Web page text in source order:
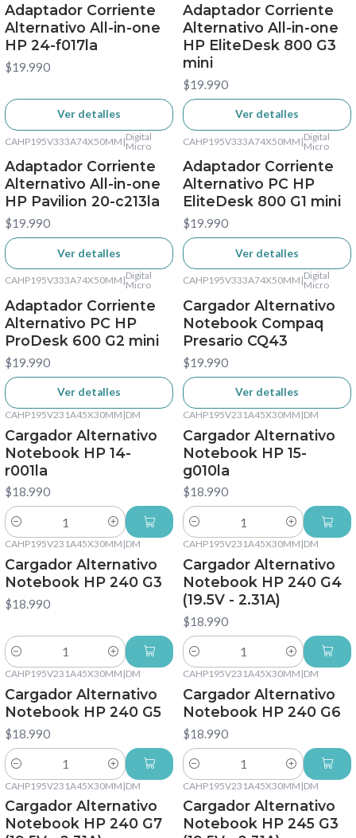
Adaptador Corriente
Alternativo All-in-one
HP 24-f017la
$19.990
Ver detalles
Adaptador Corriente
Alternativo All-in-one
HP EliteDesk 800 G3
mini
$19.990
Ver detalles
No disponible
CAHP195V333A74X50MM |Digital
Micro
Adaptador Corriente
Alternativo All-in-one
HP Pavilion 20-c213la
$19.990
Ver detalles
No disponible
CAHP195V333A74X50MM |Digital
Micro
Adaptador Corriente
Alternativo PC HP
EliteDesk 800 G1 mini
$19.990
Ver detalles
No disponible
CAHP195V333A74X50MM |Digital
Micro
Adaptador Corriente
Alternativo PC HP
ProDesk 600 G2 mini
$19.990
Ver detalles
No disponible
CAHP195V333A74X50MM |Digital
Micro
Cargador Alternativo
Notebook Compaq
Presario CQ43
$19.990
Ver detalles
CAHP195V231A45X30MM |DM
Cargador Alternativo
Notebook HP 14-
r001la
$18.990
Cantidad
CAHP195V231A45X30MM |DM
Cargador Alternativo
Notebook HP 15-
g010la
$18.990
Cantidad
CAHP195V231A45X30MM |DM
Cargador Alternativo
Notebook HP 240 G3
$18.990
Cantidad
CAHP195V231A45X30MM |DM
Cargador Alternativo
Notebook HP 240 G4
(19.5V - 2.31A)
$18.990
Cantidad
CAHP195V231A45X30MM |DM
Cargador Alternativo
Notebook HP 240 G5
$18.990
Cantidad
CAHP195V231A45X30MM |DM
Cargador Alternativo
Notebook HP 240 G6
$18.990
Cantidad
CAHP195V231A45X30MM |DM
Cargador Alternativo
Notebook HP 240 G7
CAHP195V231A45X30MM |DM
Cargador Alternativo
Notebook HP 245 G3